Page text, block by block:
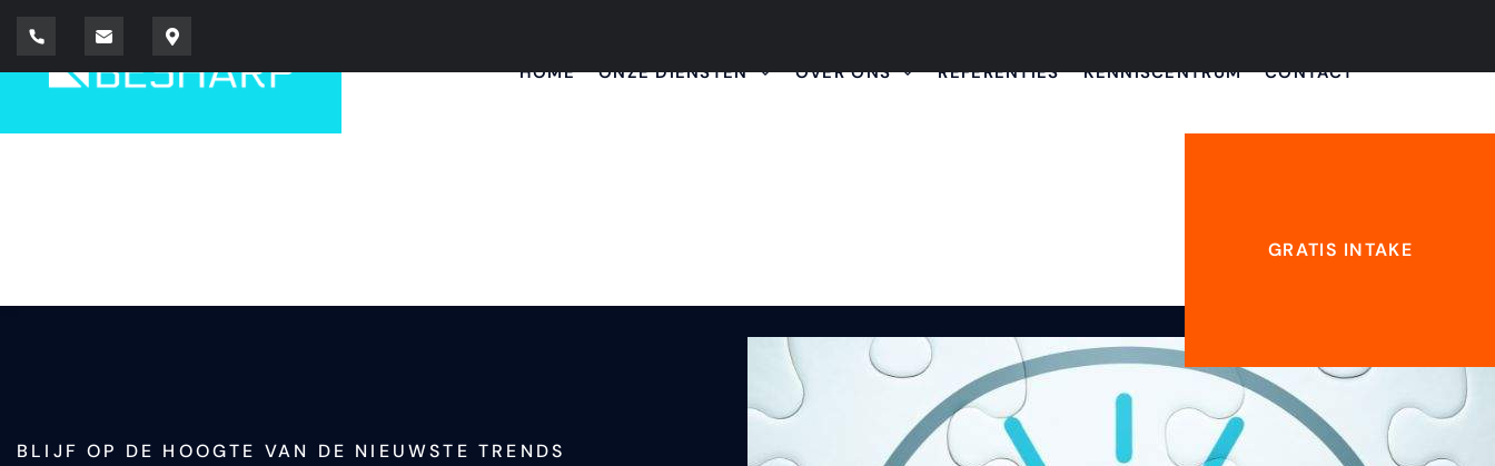
HOME ONZE DIENSTEN OVER ONS REFERENTIES KENNISCENTRUM CONTACT
GRATIS INTAKE
BLIJF OP DE HOOGTE VAN DE NIEUWSTE TRENDS